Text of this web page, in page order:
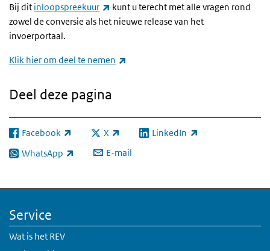
Bij dit inloopspreekuur (externe link)
kunt u terecht met alle vragen rond
zowel de conversie als het nieuwe release van het
invoerportaal.
Klik hier om deel te nemen
Deel deze pagina
Facebook
(externe link) X
(externe link) LinkedIn
(externe link)
WhatsApp
(externe link) E-mail
Service
Wat is het REV